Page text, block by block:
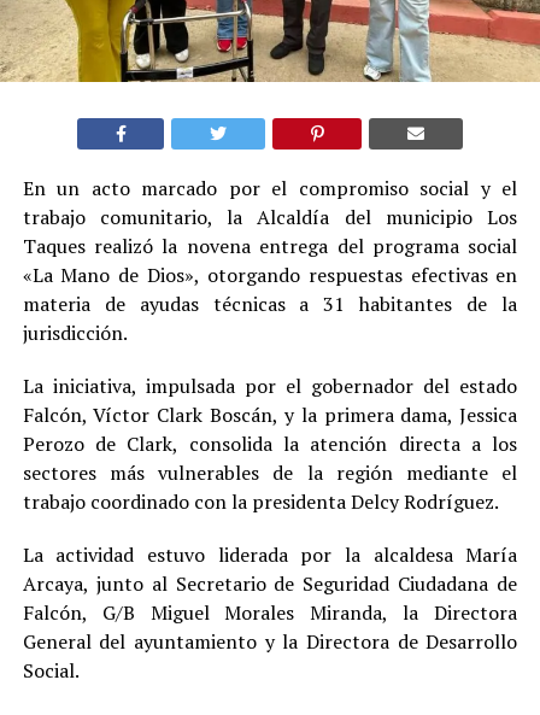
En un acto marcado por el compromiso social y el
trabajo comunitario, la Alcaldía del municipio Los
Taques realizó la novena entrega del programa social
«La Mano de Dios», otorgando respuestas efectivas en
materia de ayudas técnicas a 31 habitantes de la
jurisdicción.
La iniciativa, impulsada por el gobernador del estado
Falcón, Víctor Clark Boscán, y la primera dama, Jessica
Perozo de Clark, consolida la atención directa a los
sectores más vulnerables de la región mediante el
trabajo coordinado con la presidenta Delcy Rodríguez.
La actividad estuvo liderada por la alcaldesa María
Arcaya, junto al Secretario de Seguridad Ciudadana de
Falcón, G/B Miguel Morales Miranda, la Directora
General del ayuntamiento y la Directora de Desarrollo
Social.